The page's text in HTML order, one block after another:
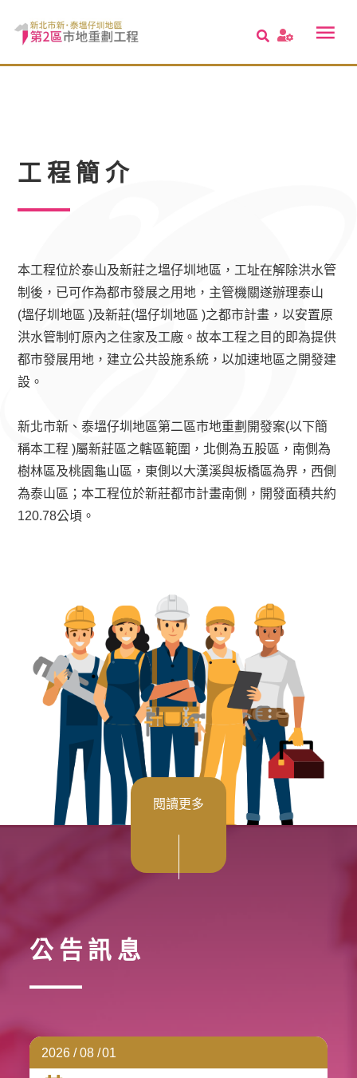
工程簡介
本工程位於泰山及新莊之塭仔圳地區，工址在解除洪水管
制後，已可作為都市發展之用地，主管機關遂辦理泰山
(塭仔圳地區 )及新莊(塭仔圳地區 )之都市計畫，以安置原
洪水管制帄原內之住家及工廠。故本工程之目的即為提供
都市發展用地，建立公共設施系統，以加速地區之開發建
設。
新北市新、泰塭仔圳地區第二區市地重劃開發案(以下簡
稱本工程 )屬新莊區之轄區範圍，北側為五股區，南側為
樹林區及桃園龜山區，東側以大漢溪與板橋區為界，西側
為泰山區；本工程位於新莊都市計畫南側，開發面積共約
120.78公頃。
閱讀更多
公告訊息
2026 / 08 /01